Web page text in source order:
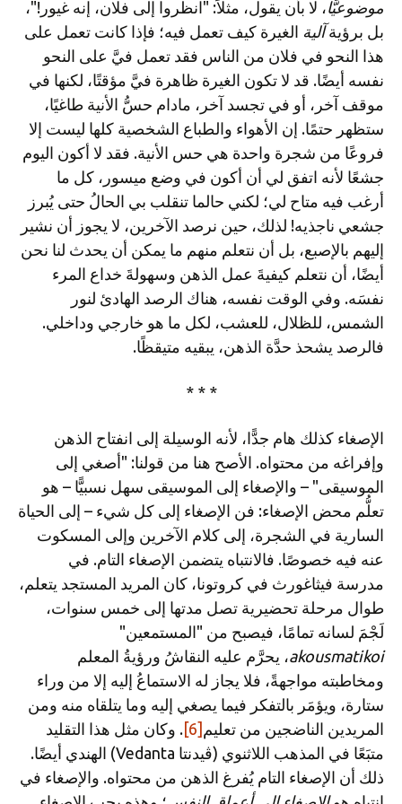
موضوعيًّا، لا بأن يقول، مثلاً: "انظروا إلى فلان، إنه غيور!"،
بل برؤيةآلية الغيرة كيف تعمل فيه؛ فإذا كانت تعمل على
هذا النحو في فلان من الناس فقد تعمل فيَّ على النحو
نفسه أيضًا. قد لا تكون الغيرة ظاهرة فيَّ مؤقتًا، لكنها في
موقف آخر، أو في تجسد آخر، مادام حسُّ الأنية طاغيًا،
ستظهر حتمًا. إن الأهواء والطباع الشخصية كلها ليست إلا
فروعًا من شجرة واحدة هي حس الأنية. فقد لا أكون اليوم
جشعًا لأنه اتفق لي أن أكون في وضع ميسور، كل ما
أرغب فيه متاح لي؛ لكني حالما تنقلب بي الحالُ حتى يُبرز
جشعي ناجذيه! لذلك، حين نرصد الآخرين، لا يجوز أن نشير
إليهم بالإصبع، بل أن نتعلم منهم ما يمكن أن يحدث لنا نحن
أيضًا، أن نتعلم كيفيةَ عمل الذهن وسهولةَ خداع المرء
نفسَه. وفي الوقت نفسه، هناك الرصد الهادئ لنور
الشمس، للظلال، للعشب، لكل ما هو خارجي وداخلي.
فالرصد يشحذ حدَّة الذهن، يبقيه متيقظًا.
* * *
الإصغاء كذلك هام جدًّا، لأنه الوسيلة إلى انفتاح الذهن
وإفراغه من محتواه. الأصح هنا من قولنا: "أصغي إلى
الموسيقى" – والإصغاء إلى الموسيقى سهل نسبيًّا – هو
تعلُّم محض الإصغاء: فن الإصغاء إلى كل شيء – إلى الحياة
السارية في الشجرة، إلى كلام الآخرين وإلى المسكوت
عنه فيه خصوصًا. فالانتباه يتضمن الإصغاء التام. في
مدرسة فيثاغورث في كروتونا، كان المريد المستجد يتعلم،
طوال مرحلة تحضيرية تصل مدتها إلى خمس سنوات،
لَجْمَ لسانه تمامًا، فيصبح من "المستمعين"
akousmatikoi، يحرَّم عليه النقاشُ ورؤيةُ المعلم
ومخاطبته مواجهةً، فلا يجاز له الاستماعُ إليه إلا من وراء
ستارة، ويؤمَر بالتفكر فيما يصغي إليه وما يتلقاه منه ومن
المريدين الناضجين من تعليم [6]
. وكان مثل هذا التقليد
متبَعًا في المذهب اللاثنوي (ڤيدنتا Vedanta) الهندي أيضًا.
ذلك أن الإصغاء التام يُفرغ الذهن من محتواه. والإصغاء في